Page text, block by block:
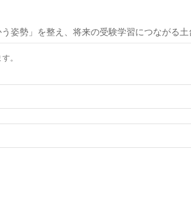
姿勢」を整え、将来の受験学習につながる土
。